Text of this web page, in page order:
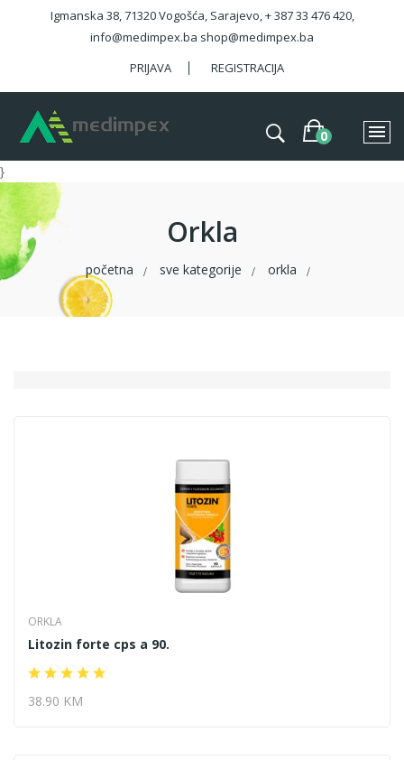
Igmanska 38, 71320 Vogošća, Sarajevo, + 387 33 476 420,
info@medimpex.ba shop@medimpex.ba
PRIJAVA
REGISTRACIJA
}
Orkla
početna sve kategorije orkla
ORKLA
Litozin forte cps a 90.
38.90 KM